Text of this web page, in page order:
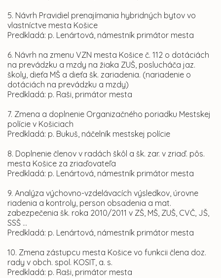
5. Návrh Pravidiel prenajímania hybridných bytov vo
vlastníctve mesta Košice
Predkladá: p. Lenártová, námestník primátor mesta
6. Návrh na zmenu VZN mesta Košice č. 112 o dotáciách
na prevádzku a mzdy na žiaka ZUŠ, poslucháča jaz.
školy, dieťa MŠ a dieťa šk. zariadenia. (nariadenie o
dotáciách na prevádzku a mzdy)
Predkladá: p. Raši, primátor mesta
7. Zmena a doplnenie Organizačného poriadku Mestskej
polície v Košiciach
Predkladá: p. Bukuš, náčelník mestskej polície
8. Doplnenie členov v radách škôl a šk. zar. v zriaď. pôs.
mesta Košice za zriaďovateľa
Predkladá: p. Lenártová, námestník primátor mesta
9. Analýza výchovno-vzdelávacích výsledkov, úrovne
riadenia a kontroly, person obsadenia a mat.
zabezpečenia šk. roka 2010/2011 v ZŠ, MŠ, ZUŠ, CVČ, JŠ,
SSŠ ...
Predkladá: p. Lenártová, námestník primátor mesta
10. Zmena zástupcu mesta Košice vo funkcii člena doz.
rady v obch. spol. KOSIT, a. s.
Predkladá: p. Raši, primátor mesta